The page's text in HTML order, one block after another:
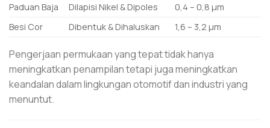
Paduan Baja Dilapisi Nikel & Dipoles
0,4 – 0,8 µm
Besi Cor
Dibentuk & Dihaluskan 1,6 – 3,2 µm
Pengerjaan permukaan yang tepat tidak hanya
meningkatkan penampilan tetapi juga meningkatkan
keandalan dalam lingkungan otomotif dan industri yang
menuntut.